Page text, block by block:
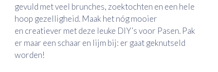
gevuld met veel brunches, zoektochten en een hele
hoop gezelligheid. Maak het nóg mooier
en creatiever met deze leuke DIY’s voor Pasen. Pak
er maar een schaar en lijm bij: er gaat geknutseld
worden!